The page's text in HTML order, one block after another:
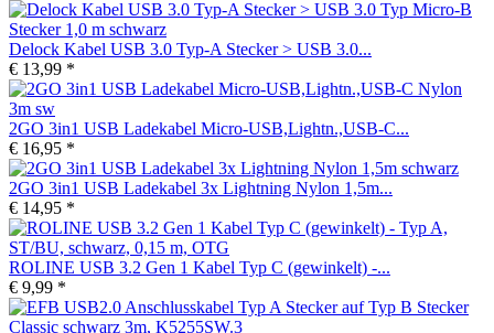
Delock Kabel USB 3.0 Typ-A Stecker > USB 3.0...
€ 13,99 *
2GO 3in1 USB Ladekabel Micro-USB,Lightn.,USB-C...
€ 16,95 *
2GO 3in1 USB Ladekabel 3x Lightning Nylon 1,5m...
€ 14,95 *
ROLINE USB 3.2 Gen 1 Kabel Typ C (gewinkelt) -...
€ 9,99 *